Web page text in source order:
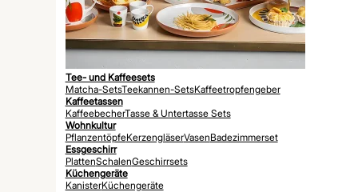
Tee- und Kaffeesets
Matcha-SetsTeekannen-SetsKaffeetropfengeber
Kaffeetassen
KaffeebecherTasse & Untertasse Sets
Wohnkultur
PflanzentöpfeKerzengläserVasenBadezimmerset
Essgeschirr
PlattenSchalenGeschirrsets
Küchengeräte
KanisterKüchengeräte